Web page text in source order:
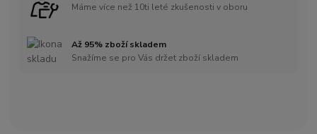
Máme více než 10ti leté zkušenosti v oboru
Až 95% zboží skladem
Snažíme se pro Vás držet zboží skladem